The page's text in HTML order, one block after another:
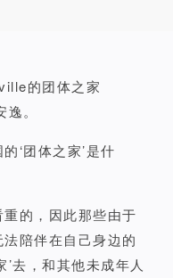
的团体之家
。
‘团体之家’是什
的，因此那些由于
陪伴在自己身边的
’去，和其他未成年人